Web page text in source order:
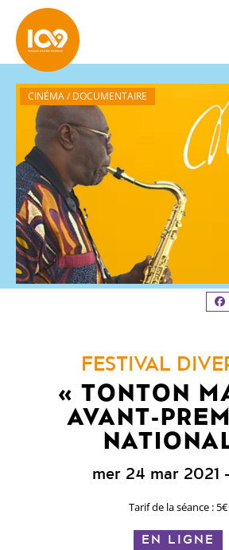
CINÉMA / DOCUMENTAIRE
FESTIVAL
« TONTON
AVANT-
mer 24 mar 2021
Tarif de la séance : 5€
EN LIGNE